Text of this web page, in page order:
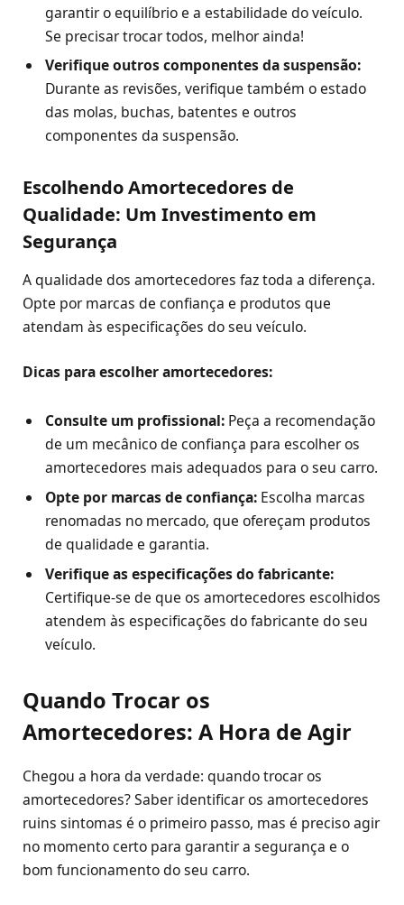
garantir o equilíbrio e a estabilidade do veículo.
Se precisar trocar todos, melhor ainda!
Verifique outros componentes da suspensão:
Durante as revisões, verifique também o estado
das molas, buchas, batentes e outros
componentes da suspensão.
Escolhendo Amortecedores de
Qualidade: Um Investimento em
Segurança
A qualidade dos amortecedores faz toda a diferença.
Opte por marcas de confiança e produtos que
atendam às especificações do seu veículo.
Dicas para escolher amortecedores:
Consulte um profissional: Peça a recomendação
de um mecânico de confiança para escolher os
amortecedores mais adequados para o seu carro.
Opte por marcas de confiança: Escolha marcas
renomadas no mercado, que ofereçam produtos
de qualidade e garantia.
Verifique as especificações do fabricante:
Certifique-se de que os amortecedores escolhidos
atendem às especificações do fabricante do seu
veículo.
Quando Trocar os
Amortecedores: A Hora de Agir
Chegou a hora da verdade: quando trocar os
amortecedores? Saber identificar os amortecedores
ruins sintomas é o primeiro passo, mas é preciso agir
no momento certo para garantir a segurança e o
bom funcionamento do seu carro.